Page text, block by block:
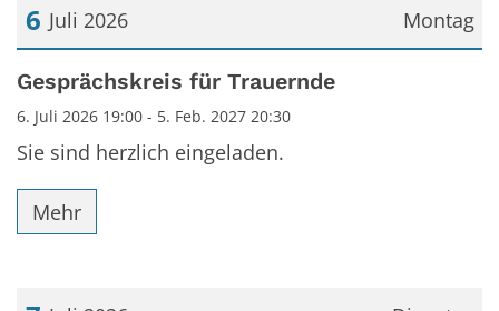
Montag
6 Juli 2026
Datum: 6. Juli 2026
Gesprächskreis für Trauernde
6. Juli 2026 19:00 - 5. Feb. 2027 20:30
Sie sind herzlich eingeladen.
Mehr